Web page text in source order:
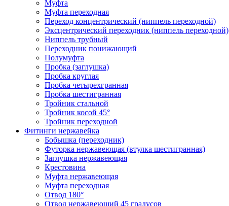
Муфта
Муфта переходная
Переход концентрический (ниппель переходной)
Эксцентрический переходник (ниппель переходной)
Ниппель трубный
Переходник понижающий
Полумуфта
Пробка (заглушка)
Пробка круглая
Пробка четырехгранная
Пробка шестигранная
Тройник стальной
Тройник косой 45°
Тройник переходной
Фитинги нержавейка
Бобышка (переходник)
Футорка нержавеющая (втулка шестигранная)
Заглушка нержавеющая
Крестовина
Муфта нержавеющая
Муфта переходная
Отвод 180°
Отвод нержавеющий 45 градусов